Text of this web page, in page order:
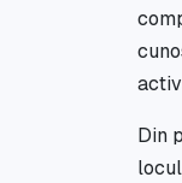
Din